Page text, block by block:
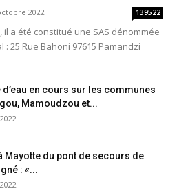
2022 139522
il a été constitué une SAS dénommée
: 25 Rue Bahoni 97615 Pamandzi
d’eau en cours sur les communes
Mamoudzou et...
Mayotte du pont de secours de
: «...